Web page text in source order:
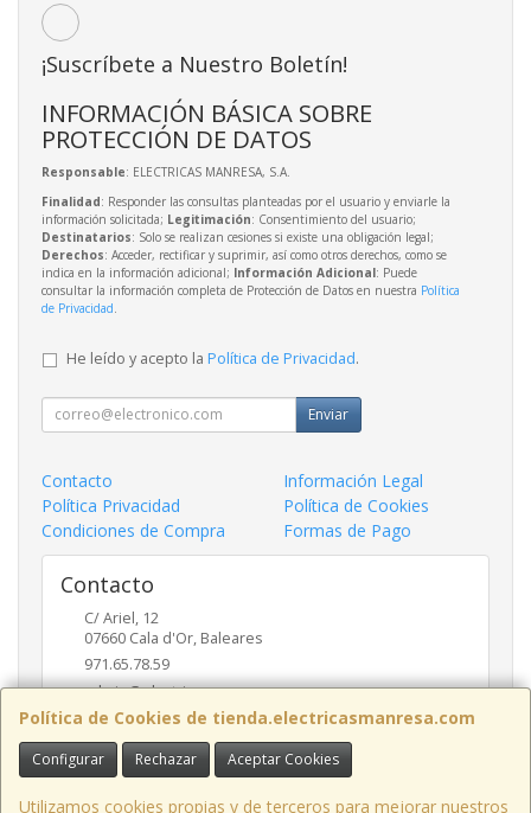
Política de Cookies de tienda.electricasmanresa.com
Configurar Rechazar Aceptar Cookies
Utilizamos cookies propias y de terceros para mejorar nuestros
¡Suscríbete a Nuestro Boletín!
INFORMACIÓN BÁSICA SOBRE
PROTECCIÓN DE DATOS
Responsable: ELECTRICAS MANRESA, S.A.
Finalidad: Responder las consultas planteadas por el usuario y enviarle la
información solicitada; Legitimación: Consentimiento del usuario;
Destinatarios: Solo se realizan cesiones si existe una obligación legal;
Derechos: Acceder, rectificar y suprimir, así como otros derechos, como se
indica en la información adicional; Información Adicional: Puede
consultar la información completa de Protección de Datos en nuestra Política
de Privacidad
He leído y acepto la Política de Privacidad.
Enviar
Contacto
Información Legal
Política Privacidad
Política de Cookies
Condiciones de Compra
Formas de Pago
Contacto
C/ Ariel, 12
07660 Cala d'Or, Baleares
971.65.78.59
admin@electricasmanresa.com
Horario
9:00 - 13:30 / 15:30 - 19:00